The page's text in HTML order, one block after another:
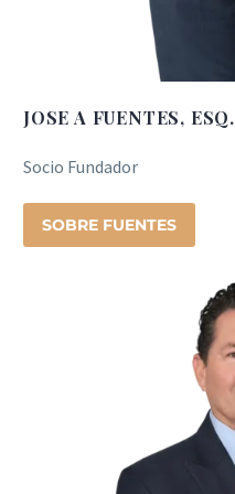
JOSE A FUENTES, ESQ.
Socio Fundador
SOBRE FUENTES